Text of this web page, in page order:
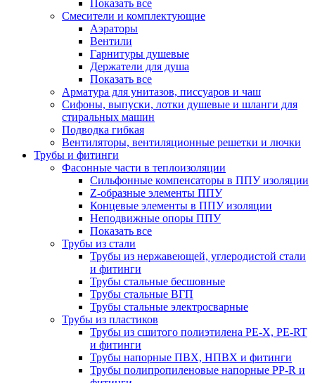
Показать все
Смесители и комплектующие
Аэраторы
Вентили
Гарнитуры душевые
Держатели для душа
Показать все
Арматура для унитазов, писсуаров и чаш
Сифоны, выпуски, лотки душевые и шланги для
стиральных машин
Подводка гибкая
Вентиляторы, вентиляционные решетки и лючки
Трубы и фитинги
Фасонные части в теплоизоляции
Cильфонные компенсаторы в ППУ изоляции
Z-образные элементы ППУ
Концевые элементы в ППУ изоляции
Неподвижные опоры ППУ
Показать все
Трубы из стали
Трубы из нержавеющей, углеродистой стали
и фитинги
Трубы стальные бесшовные
Трубы стальные ВГП
Трубы стальные электросварные
Трубы из пластиков
Трубы из сшитого полиэтилена PE-X, PE-RT
и фитинги
Трубы напорные ПВХ, НПВХ и фитинги
Трубы полипропиленовые напорные PP-R и